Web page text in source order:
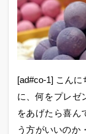
[ad#co-1] こん
に、何をプレゼ
をあげたら喜ん
う方がいいのか